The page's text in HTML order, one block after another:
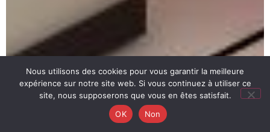
Nous utilisons des cookies pour vous garantir la meilleure
expérience sur notre site web. Si vous continuez à utiliser ce
site, nous supposerons que vous en êtes satisfait.
OK
Non